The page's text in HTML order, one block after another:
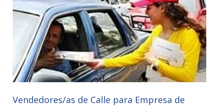
Vendedores/as de Calle para Empresa de